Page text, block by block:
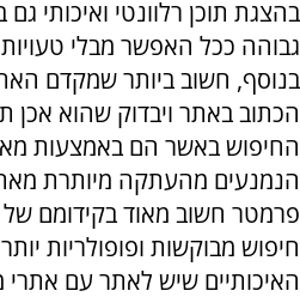
בהצגת תוכן רלוונטי ואיכותי
גבוהה ככל האפשר מבלי טעויות
בנוסף, חשוב ביותר שמקדם
הכתוב באתר ויבדוק שהוא אכן
החיפוש באשר הם באמצעות
הנמנעים מהעתקה מיותרת
פרמטר חשוב מאוד בקידומם
חיפוש מבוקשות ופופולריות
האיכותיים שיש לאתר עם